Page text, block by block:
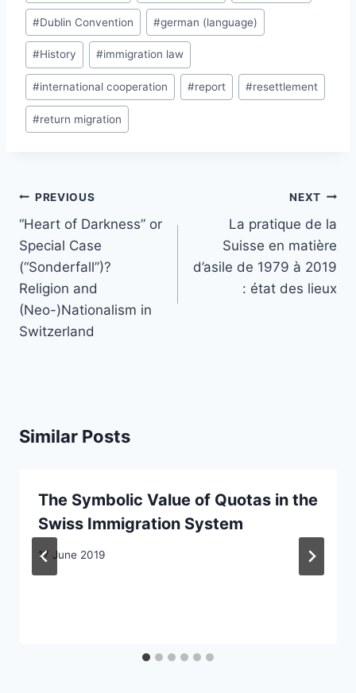
#Dublin Convention #german (language)
#History #immigration law
#international cooperation #report #resettlement
#return migration
Post
navigation
PREVIOUS
“Heart of Darkness” or
Special Case
(“Sonderfall”)?
Religion and
(Neo-)Nationalism in
Switzerland
NEXT
La pratique de la
Suisse en matière
d’asile de 1979 à 2019
: état des lieux
Similar Posts
The Symbolic Value of Quotas in the
Swiss Immigration System
17 June 2019